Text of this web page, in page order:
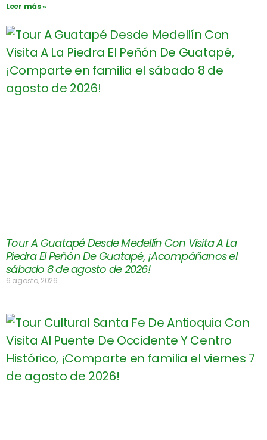
Leer más »
Tour A Guatapé Desde Medellín Con Visita A La
Piedra El Peñón De Guatapé, ¡Acompáñanos el
sábado 8 de agosto de 2026!
6 agosto, 2026